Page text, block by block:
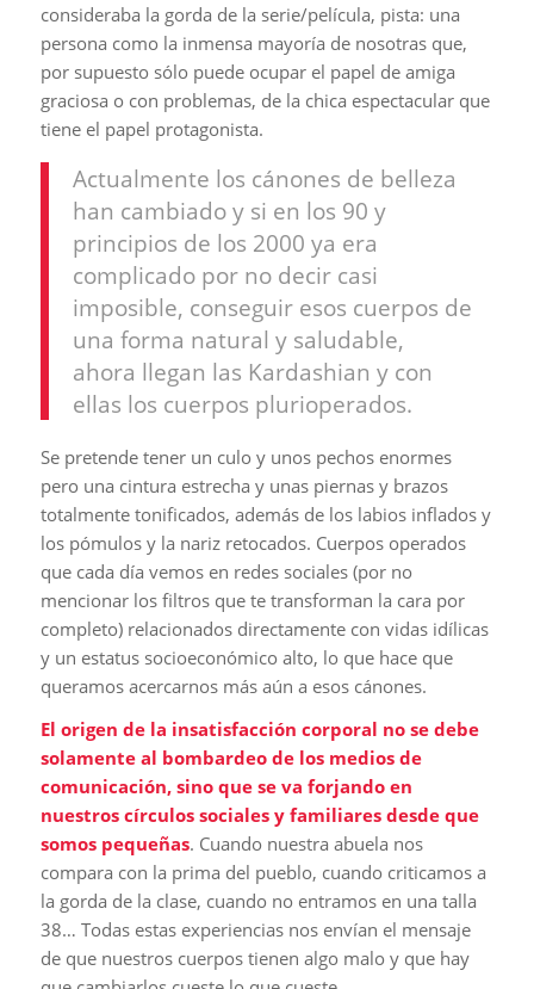
consideraba la gorda de la serie/película, pista: una
persona como la inmensa mayoría de nosotras que,
por supuesto sólo puede ocupar el papel de amiga
graciosa o con problemas, de la chica espectacular que
tiene el papel protagonista.
Actualmente los cánones de belleza
han cambiado y si en los 90 y
principios de los 2000 ya era
complicado por no decir casi
imposible, conseguir esos cuerpos de
una forma natural y saludable,
ahora llegan las Kardashian y con
ellas los cuerpos plurioperados.
Se pretende tener un culo y unos pechos enormes
pero una cintura estrecha y unas piernas y brazos
totalmente tonificados, además de los labios inflados y
los pómulos y la nariz retocados. Cuerpos operados
que cada día vemos en redes sociales (por no
mencionar los filtros que te transforman la cara por
completo) relacionados directamente con vidas idílicas
y un estatus socioeconómico alto, lo que hace que
queramos acercarnos más aún a esos cánones.
El origen de la insatisfacción corporal no se debe
solamente al bombardeo de los medios de
comunicación, sino que se va forjando en
nuestros círculos sociales y familiares desde que
somos pequeñas. Cuando nuestra abuela nos
compara con la prima del pueblo, cuando criticamos a
la gorda de la clase, cuando no entramos en una talla
38… Todas estas experiencias nos envían el mensaje
de que nuestros cuerpos tienen algo malo y que hay